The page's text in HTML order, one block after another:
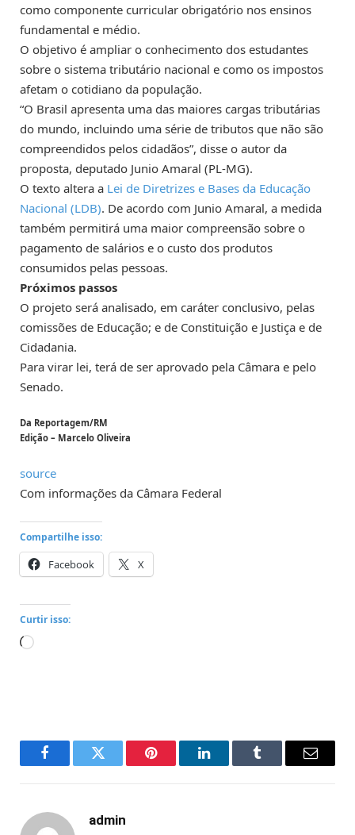
como componente curricular obrigatório nos ensinos
fundamental e médio.
O objetivo é ampliar o conhecimento dos estudantes
sobre o sistema tributário nacional e como os impostos
afetam o cotidiano da população.
“O Brasil apresenta uma das maiores cargas tributárias
do mundo, incluindo uma série de tributos que não são
compreendidos pelos cidadãos”, disse o autor da
proposta, deputado Junio Amaral (PL-MG).
O texto altera a Lei de Diretrizes e Bases da Educação
Nacional (LDB). De acordo com Junio Amaral, a medida
também permitirá uma maior compreensão sobre o
pagamento de salários e o custo dos produtos
consumidos pelas pessoas.
Próximos passos
O projeto será analisado, em caráter conclusivo, pelas
comissões de Educação; e de Constituição e Justiça e de
Cidadania.
Para virar lei, terá de ser aprovado pela Câmara e pelo
Senado.
Da Reportagem/RM
Edição – Marcelo Oliveira
source
Com informações da Câmara Federal
Compartilhe isso:
Facebook X
Curtir isso:
Carregando...
FacebookTwitter Pinterest LinkedInTumblr Email
admin